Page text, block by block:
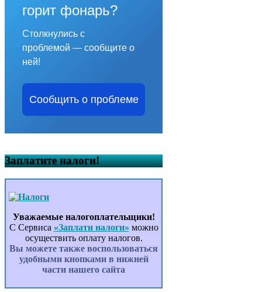
горит фонарь?
Столкнулись с
проблемой — сообщите о
ней!
Сообщить о проблеме
Заплатите налоги!
Уважаемые налогоплательщики!
С Сервиса «Заплати налоги» можно
осуществить оплату налогов.
Вы можете также воспользоваться
удобными кнопками в нижней
части нашего сайта